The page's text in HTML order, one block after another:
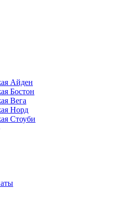
Айден
Бостон
Вега
Норд
Стоуби